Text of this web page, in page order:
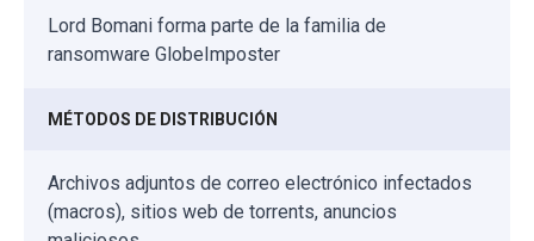
Lord Bomani forma parte de la familia de
ransomware GlobeImposter
MÉTODOS DE DISTRIBUCIÓN
Archivos adjuntos de correo electrónico infectados
(macros), sitios web de torrents, anuncios